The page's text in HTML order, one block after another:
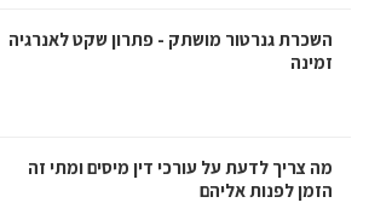
השכרת גנרטור מושתק - פתרון שקט לאנרגיה
זמינה
מה צריך לדעת על עורכי דין מיסים ומתי זה
הזמן לפנות אליהם